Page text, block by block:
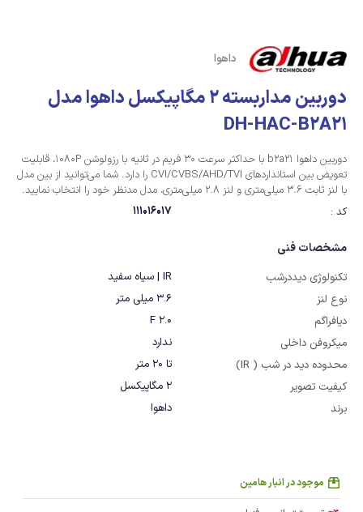
داهوا
دوربین مداربسته 2 مگاپیکسل داهوا مدل
DH-HAC-B2A21
دوربین داهوا b2a21 با حداکثر سرعت 30 فریم در ثانیه با رزولوشن 1080P، قابلیت
تعویض بین استانداردهای CVI/CVBS/AHD/TVI را دارد. شما می‌توانید از بین مدل
با لنز ثابت 3.6 میلی‌متری و لنز 2.8 میلی‌متری، مدل مدنظر خود را انتخاب نمایید.
کد :
111016017
مشخصات فنی
تکنولوژی دیددرشب
IR | سیاه سفید
نوع لنز
3.6 میلی متر
دیافراگم
F 2.0
میکروفن داخلی
ندارد
محدوده دید در شب ( IR)
تا 20 متر
کیفیت تصویر
2 مگاپیکسل
برند
داهوا
موجود در انبار هامین